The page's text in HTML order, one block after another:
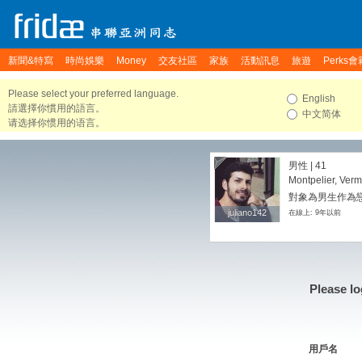
新聞&特寫 時尚娛樂 Money 交友社區 家族 活動訊息 旅遊 Perks會
Please select your preferred language.
請選擇你慣用的語言。
请选择你惯用的语言。
English
中文简体
juliano142
juliano142
男性 | 41
Montpelier,
對象為男生作為
在線上: 9年以前
Please
用戶名